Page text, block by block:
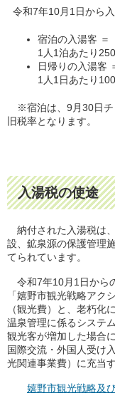
令和7年10月1日から
宿泊の入湯客
1人1泊あたり
日帰りの入湯
1人1日あたり
※宿泊は、9月30日チ
旧税率となります。
入湯税の使途
納付された入湯税は
設、鉱泉源の保護管理
てられています。
令和7年10月1日から
「嬉野市観光戦略アク
（観光費）と、老朽化
温泉管理に係るシステ
観光客が増加した場合
国際交流・外国人受け
光関連事業費）に充当
嬉野市観光戦略及